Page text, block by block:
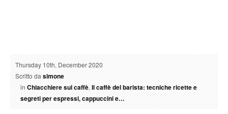
Thursday 10th, December 2020
Scritto dasimone
inChiacchiere sul caffè,Il caffè del barista: tecniche ricette e
segreti per espressi, cappuccini e…